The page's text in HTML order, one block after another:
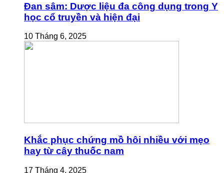
Đan sâm: Dược liệu đa công dụng trong Y
học cổ truyền và hiện đại
10 Tháng 6, 2025
Khắc phục chứng mồ hôi nhiều với mẹo
hay từ cây thuốc nam
17 Tháng 4, 2025